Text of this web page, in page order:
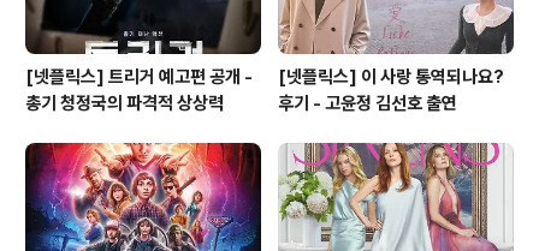
[넷플릭스] 트리거 예고편 공개 -
총기 청정국의 파격적 상상력
[넷플릭스] 이 사랑 통역되나요?
후기 - 고윤정 김선호 출연